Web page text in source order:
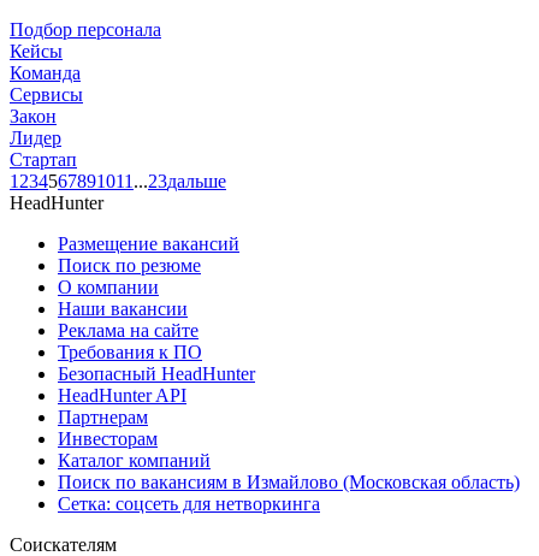
Подбор персонала
Кейсы
Команда
Сервисы
Закон
Лидер
Стартап
1 234567891011 ...23дальше
HeadHunter
Размещение вакансий
Поиск по резюме
О компании
Наши вакансии
Реклама на сайте
Требования к ПО
Безопасный HeadHunter
HeadHunter API
Партнерам
Инвесторам
Каталог компаний
Поиск по вакансиям в Измайлово (Московская область)
Сетка: соцсеть для нетворкинга
Соискателям